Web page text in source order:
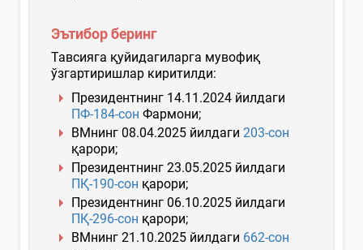
Эътибор беринг
Тавсияга қуйидагиларга мувофиқ
ўзгартиришлар киритилди:
Президентнинг 14.11.2024 йилдаги
ПФ-184-сон Фармони;
ВМнинг 08.04.2025 йилдаги 203-сон
қарори;
Президентнинг 23.05.2025 йилдаги
ПҚ-190-сон қарори;
Президентнинг 06.10.2025 йилдаги
ПҚ-296-сон қарори;
ВМнинг 21.10.2025 йилдаги 662-сон